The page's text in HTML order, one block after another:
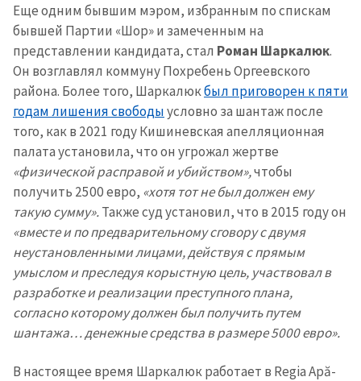
Еще одним бывшим мэром, избранным по спискам
бывшей Партии «Шор» и замеченным на
представлении кандидата, стал Роман Шаркалюк.
Он возглавлял коммуну Похребень Оргеевского
района. Более того, Шаркалюкбыл приговорен к пяти
годам лишения свободыусловно за шантаж после
того, как в 2021 году Кишиневская апелляционная
палата установила, что он угрожал жертве
«физической расправой и убийством»,чтобы
получить 2500 евро, «хотя тот не был должен ему
такую сумму».Также суд установил, что в 2015 году он
«вместе и по предварительному сговору с двумя
неустановленными лицами, действуя с прямым
умыслом и преследуя корыстную цель, участвовал в
разработке и реализации преступного плана,
согласно которому должен был получить путем
шантажа… денежные средства в размере 5000 евро».
В настоящее время Шаркалюк работает в Regia Apă-